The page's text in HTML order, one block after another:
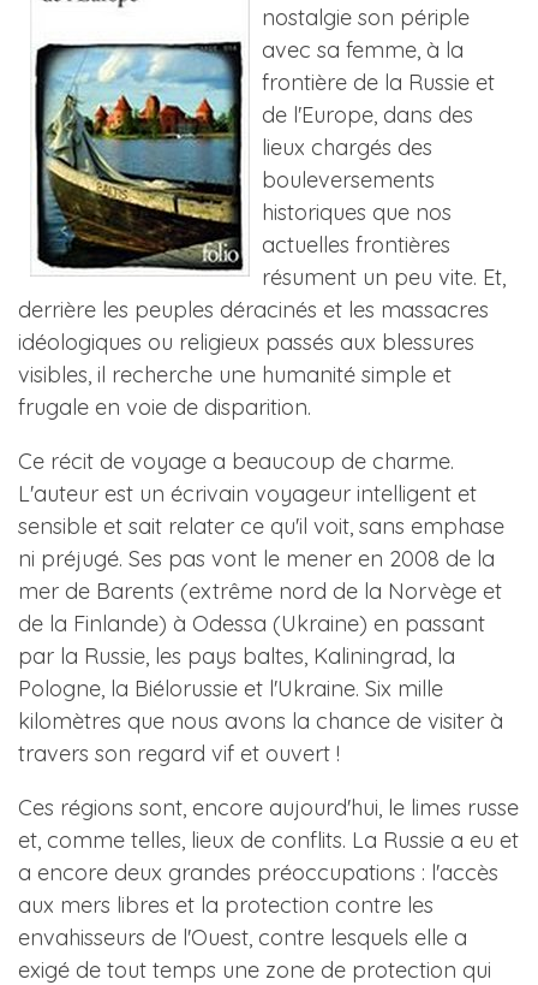
nostalgie son périple
avec sa femme, à la
frontière de la Russie et
de l'Europe, dans des
lieux chargés des
bouleversements
historiques que nos
actuelles frontières
résument un peu vite. Et,
derrière les peuples déracinés et les massacres
idéologiques ou religieux passés aux blessures
visibles, il recherche une humanité simple et
frugale en voie de disparition.
Ce récit de voyage a beaucoup de charme.
L'auteur est un écrivain voyageur intelligent et
sensible et sait relater ce qu'il voit, sans emphase
ni préjugé. Ses pas vont le mener en 2008 de la
mer de Barents (extrême nord de la Norvège et
de la Finlande) à Odessa (Ukraine) en passant
par la Russie, les pays baltes, Kaliningrad, la
Pologne, la Biélorussie et l'Ukraine. Six mille
kilomètres que nous avons la chance de visiter à
travers son regard vif et ouvert !
Ces régions sont, encore aujourd'hui, le limes russe
et, comme telles, lieux de conflits. La Russie a eu et
a encore deux grandes préoccupations : l'accès
aux mers libres et la protection contre les
envahisseurs de l'Ouest, contre lesquels elle a
exigé de tout temps une zone de protection qui